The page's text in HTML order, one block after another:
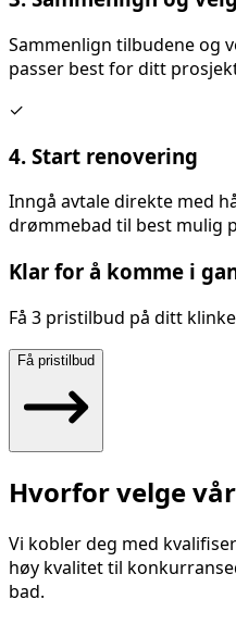
Sammenlign tilbudene og
passer best for ditt
✓
4. Start renovering
Inngå avtale direkte med
drømmebad til best mulig
Klar for å komme i
Få 3 pristilbud på ditt
Få pristilbud
Hvorfor velge
Vi kobler deg med
høy kvalitet til
bad.